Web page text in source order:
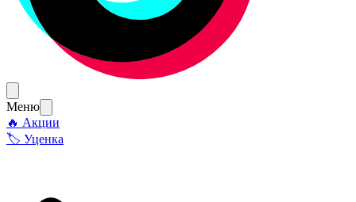
Меню
🔥 Акции
🏷 Уценка